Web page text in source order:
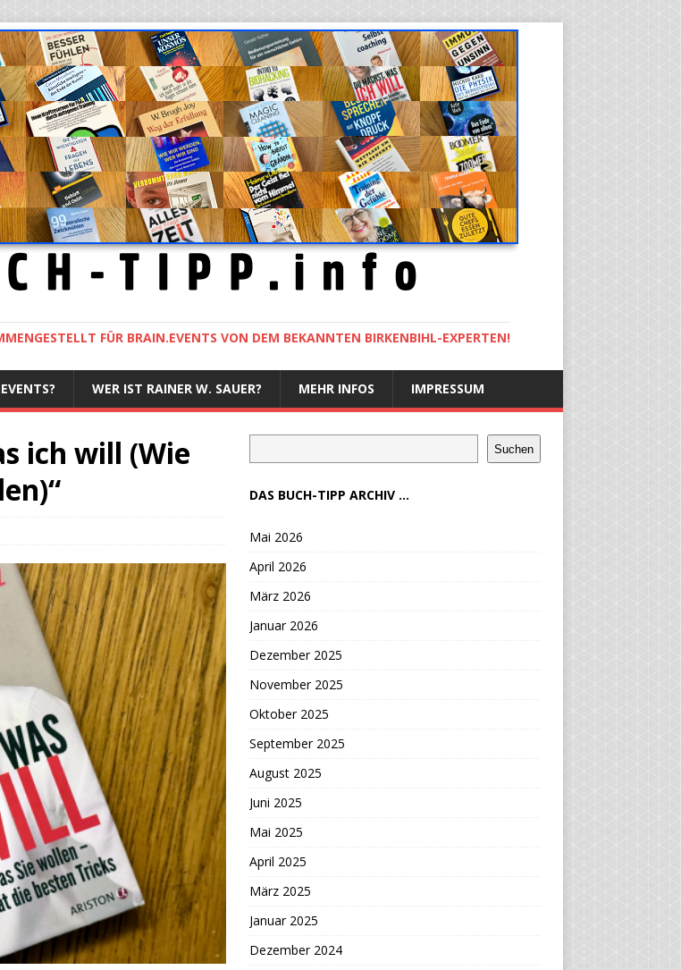
FÜR BRAIN.EVENTS VON DEM BEKANNTEN BIRKENBIHL-EXPERTEN!
WER IST RAINER W. SAUER? MEHR INFOS IMPRESSUM
ich will (Wie
Suchen
DAS BUCH-TIPP ARCHIV ...
Mai 2026
April 2026
März 2026
Januar 2026
Dezember 2025
November 2025
Oktober 2025
September 2025
August 2025
Juni 2025
Mai 2025
April 2025
März 2025
Januar 2025
Dezember 2024